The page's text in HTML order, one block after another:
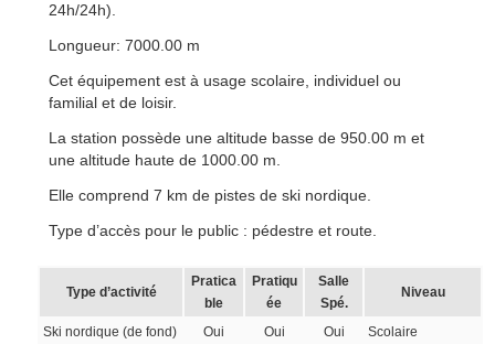
24h/24h).
Longueur: 7000.00 m
Cet équipement est à usage scolaire, individuel ou
familial et de loisir.
La station possède une altitude basse de 950.00 m et
une altitude haute de 1000.00 m.
Elle comprend 7 km de pistes de ski nordique.
Type d’accès pour le public : pédestre et route.
Type d’activité
Pratica
ble
Pratiqu
ée
Salle
Spé.
Niveau
Ski nordique (de fond) Oui Oui Oui Scolaire